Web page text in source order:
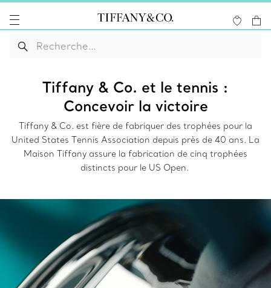
Tiffany & Co. et le tennis :
Concevoir la victoire
Tiffany & Co. est fière de fabriquer des trophées pour la
United States Tennis Association depuis près de 40 ans. La
Maison Tiffany assure la fabrication de cinq trophées
distincts pour le US Open.